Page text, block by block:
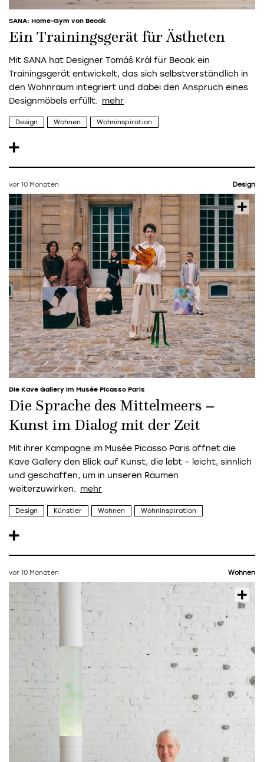
SANA: Home-Gym von Beoak
Ein Trainingsgerät für Ästheten
Mit SANA hat Designer Tomáš Král für Beoak ein
Trainingsgerät entwickelt, das sich selbstverständlich in
den Wohnraum integriert und dabei den Anspruch eines
Designmöbels erfüllt.
Design Wohnen Wohninspiration
vor 10 Monaten Design
Die Kave Gallery im Musée Picasso Paris
Die Sprache des Mittelmeers –
Kunst im Dialog mit der Zeit
Mit ihrer Kampagne im Musée Picasso Paris öffnet die
Kave Gallery den Blick auf Kunst, die lebt – leicht, sinnlich
und geschaffen, um in unseren Räumen
weiterzuwirken.
Design Künstler Wohnen Wohninspiration
vor 10 Monaten Wohnen